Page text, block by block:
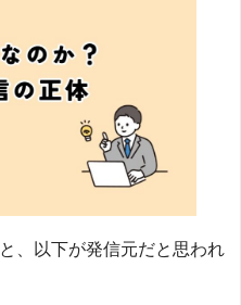
、以下が発信元だと思われ